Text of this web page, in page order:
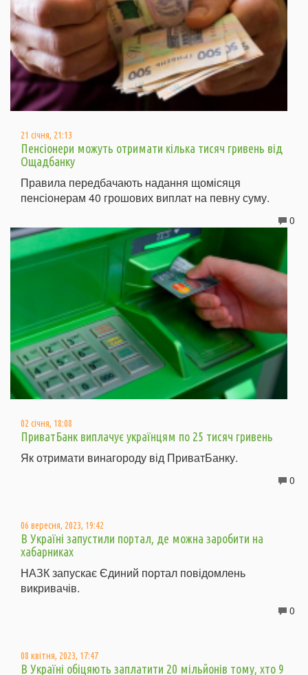
21 січня, 21:13
Пенсіонери можуть отримати кілька тисяч гривень від
Ощадбанку
Правила передбачають надання щомісяця
пенсіонерам 40 грошових виплат на певну суму.
0
02 січня, 18:08
ПриватБанк виплачує українцям по 25 тисяч гривень
Як отримати винагороду від ПриватБанку.
0
06 вересня, 2023, 19:42
В Україні запустили портал, де можна заробити на
хабарниках
НАЗК запускає Єдиний портал повідомлень
викривачів.
0
08 квітня, 2023, 17:47
В Україні обіцяють заплатити 20 мільйонів тому, хто 9